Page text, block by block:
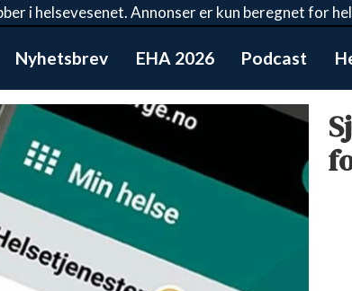
i helsevesenet. Annonser er kun beregnet for
Nyhetsbrev EHA 2026 Podcast